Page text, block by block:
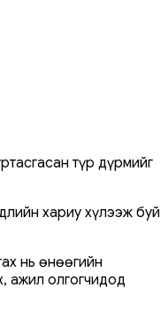
түр дүрмийг
хариу хүлээж буй
нь өнөөгийн
ажил олгогчидод